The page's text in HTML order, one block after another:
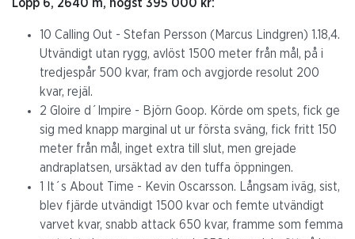
Lopp 6, 2640 m, högst 395 000 kr:
10 Calling Out - Stefan Persson (Marcus Lindgren) 1.18,4.
Utvändigt utan rygg, avlöst 1500 meter från mål, på i
tredjespår 500 kvar, fram och avgjorde resolut 200
kvar, rejäl.
2 Gloire d´Impire - Björn Goop. Körde om spets, fick ge
sig med knapp marginal ut ur första sväng, fick fritt 150
meter från mål, inget extra till slut, men grejade
andraplatsen, ursäktad av den tuffa öppningen.
1 It´s About Time - Kevin Oscarsson. Långsam iväg, sist,
blev fjärde utvändigt 1500 kvar och femte utvändigt
varvet kvar, snabb attack 650 kvar, framme som femma